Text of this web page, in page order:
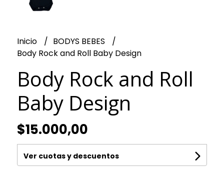
Inicio
BODYS BEBES
Body Rock and Roll Baby Design
Body Rock and Roll
Baby Design
$15.000,00
Ver cuotas y descuentos